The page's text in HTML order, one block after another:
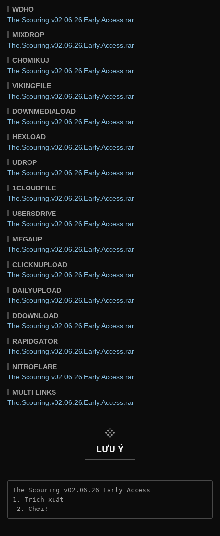
WDHO
The.Scouring.v02.06.26.Early.Access.rar
MIXDROP
The.Scouring.v02.06.26.Early.Access.rar
CHOMIKUJ
The.Scouring.v02.06.26.Early.Access.rar
VIKINGFILE
The.Scouring.v02.06.26.Early.Access.rar
DOWNMEDIALOAD
The.Scouring.v02.06.26.Early.Access.rar
HEXLOAD
The.Scouring.v02.06.26.Early.Access.rar
UDROP
The.Scouring.v02.06.26.Early.Access.rar
1CLOUDFILE
The.Scouring.v02.06.26.Early.Access.rar
USERSDRIVE
The.Scouring.v02.06.26.Early.Access.rar
MEGAUP
The.Scouring.v02.06.26.Early.Access.rar
CLICKNUPLOAD
The.Scouring.v02.06.26.Early.Access.rar
DAILYUPLOAD
The.Scouring.v02.06.26.Early.Access.rar
DDOWNLOAD
The.Scouring.v02.06.26.Early.Access.rar
RAPIDGATOR
The.Scouring.v02.06.26.Early.Access.rar
NITROFLARE
The.Scouring.v02.06.26.Early.Access.rar
MULTI LINKS
The.Scouring.v02.06.26.Early.Access.rar
LƯU Ý
The Scouring v02.06.26 Early Access
1. Trích xuất
2. Chơi!